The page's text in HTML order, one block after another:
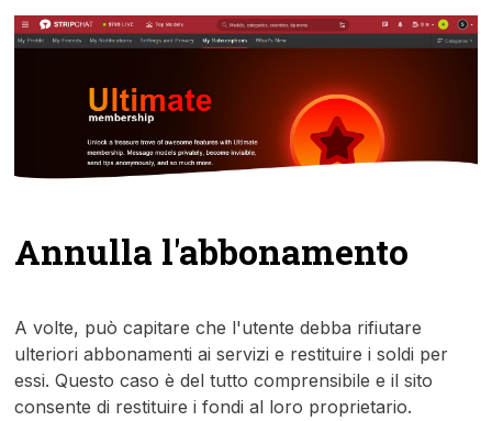
Annulla l'abbonamento
A volte, può capitare che l'utente debba rifiutare
ulteriori abbonamenti ai servizi e restituire i soldi per
essi. Questo caso è del tutto comprensibile e il sito
consente di restituire i fondi al loro proprietario.